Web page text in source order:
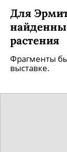
Для
растения
Фрагменты
выставке.